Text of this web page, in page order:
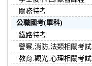
關務特考
公職國考(單科)
鐵路特考
警察,消防,法類相關考試
教育.觀光.心理相關考試